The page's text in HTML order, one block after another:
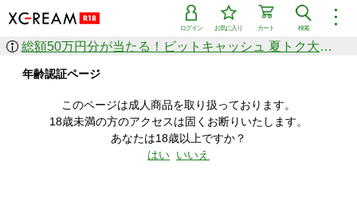
︙
検索
カート
お気に入り
ログイン
作品を探す
ジャンル
シリーズ
人気のセール中商品
新着セール中商品
すべての作品から探す
総額50万円分が当たる！ビットキャッシュ 夏トク大感謝祭
年齢認証ページ
このページは成人商品を取り扱っております。
18歳未満の方のアクセスは固くお断りいたします。
あなたは18歳以上ですか？
はい いいえ